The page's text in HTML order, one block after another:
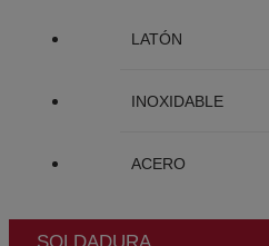
LATÓN
INOXIDABLE
ACERO